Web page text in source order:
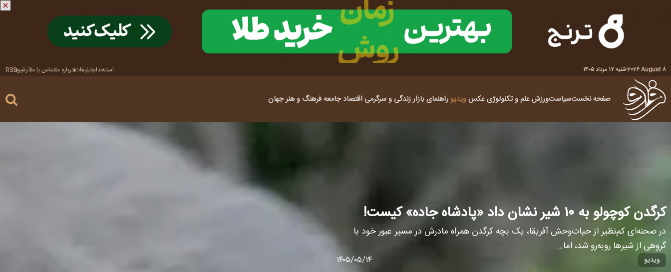
2026 August 8
-شنبه ۱۷ مرداد ۱۴۰۵ استخدامتبلیغاتدرباره ماتماس با ماآرشیوRSS
صفحه نخستسیاستورزشعلم و تکنولوژیعکسویدیوراهنمای بازارزندگی و سرگرمی اقتصادجامعه فرهنگ و هنرجهان
کرگدن کوچولو به ۱۰ شیر نشان داد «پادشاه جاده» کیست!
در صحنه‌ای کم‌نظیر از حیات‌وحش آفریقا، یک بچه کرگدن همراه مادرش در مسیر عبور خود با
گروهی از شیرها روبه‌رو شد، اما…
ویدیو ۱۴۰۵/۰۵/۱۴